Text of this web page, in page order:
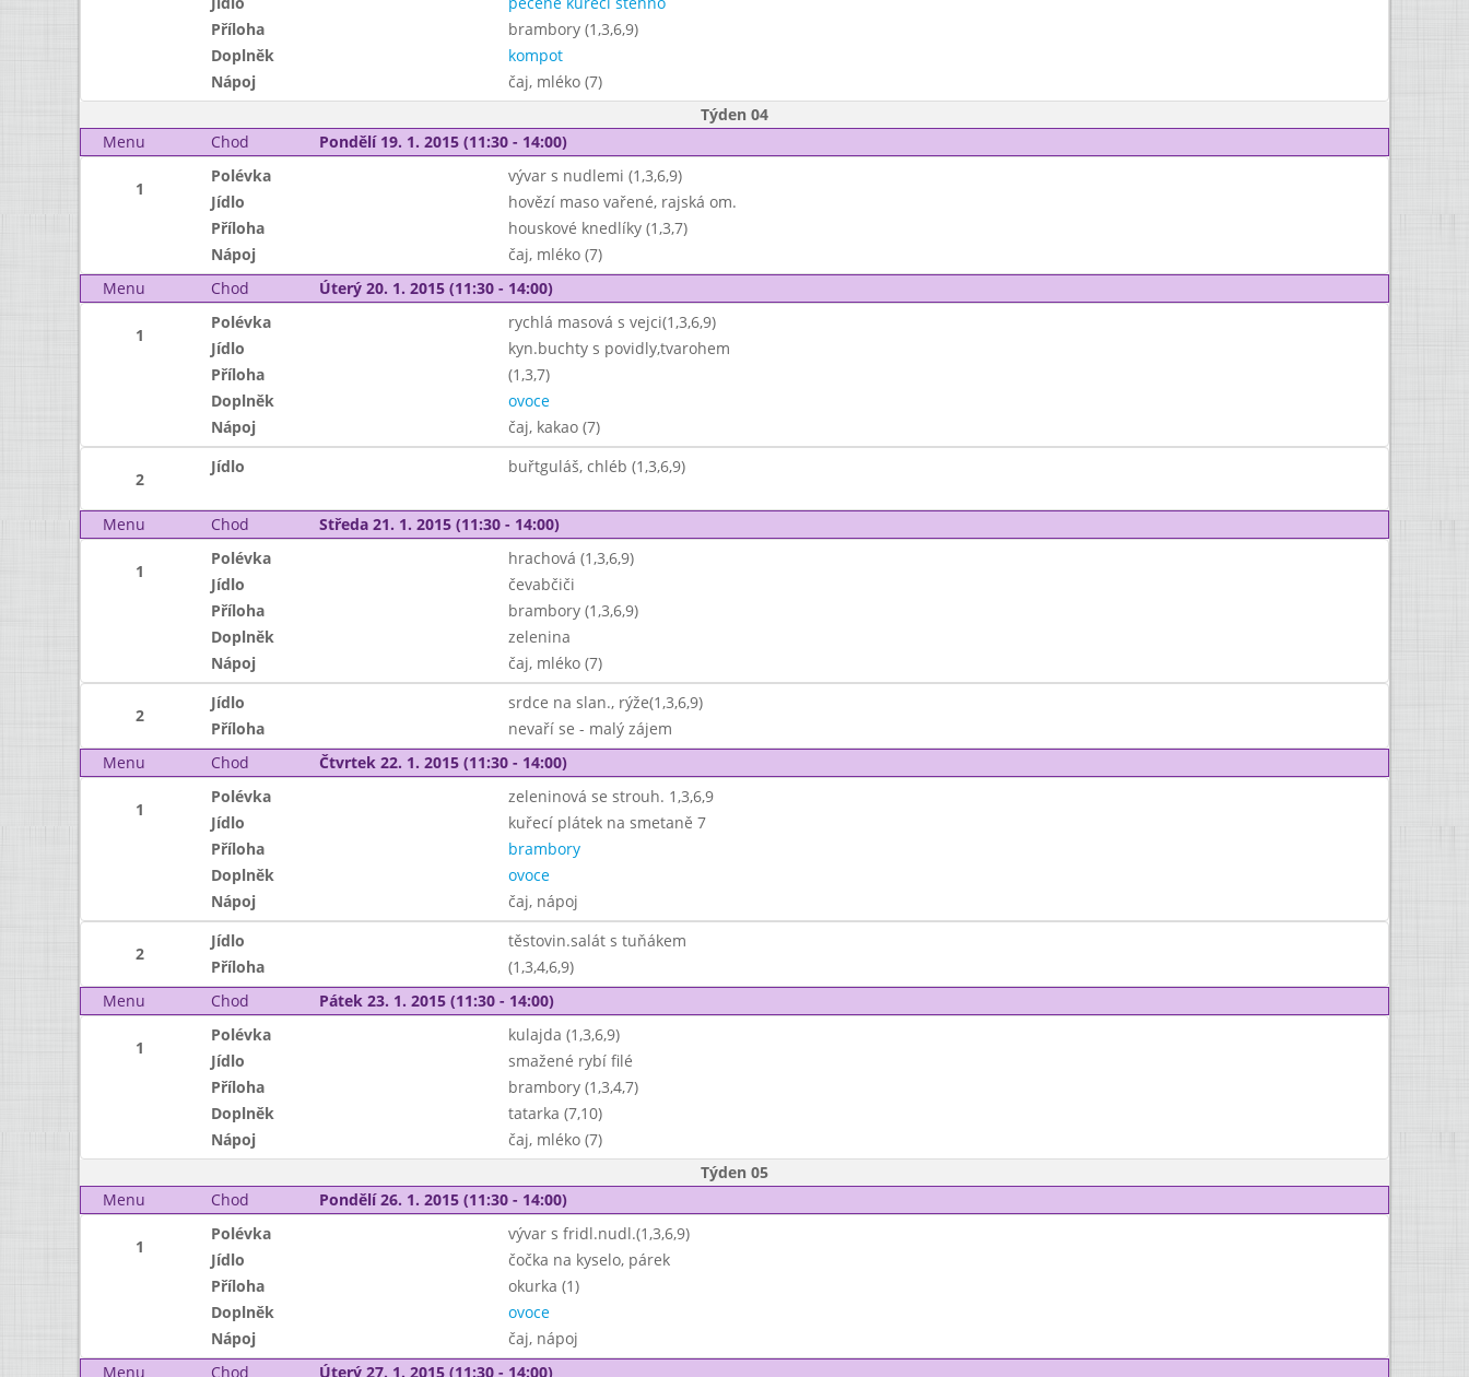
Příloha
brambory (1,3,6,9)
Doplněk
kompot
Nápoj
čaj, mléko (7)
Týden 04
Menu
Chod Pondělí 19. 1. 2015 (11:30 - 14:00)
1
Polévka
vývar s nudlemi (1,3,6,9)
Jídlo
hovězí maso vařené, rajská om.
Příloha
houskové knedlíky (1,3,7)
Nápoj
čaj, mléko (7)
Menu
Chod Úterý 20. 1. 2015 (11:30 - 14:00)
1
Polévka
rychlá masová s vejci(1,3,6,9)
Jídlo
kyn.buchty s povidly,tvarohem
Příloha
(1,3,7)
Doplněk
ovoce
Nápoj
čaj, kakao (7)
2
Jídlo buřtguláš, chléb (1,3,6,9)
Menu Chod Středa 21. 1. 2015 (11:30 - 14:00)
1
Polévka
hrachová (1,3,6,9)
Jídlo
čevabčiči
Příloha
brambory (1,3,6,9)
Doplněk
zelenina
Nápoj
čaj, mléko (7)
2
Jídlo
srdce na slan., rýže(1,3,6,9)
Příloha
nevaří se - malý zájem
Menu
Chod Čtvrtek 22. 1. 2015 (11:30 - 14:00)
1
Polévka
zeleninová se strouh. 1,3,6,9
Jídlo
kuřecí plátek na smetaně 7
Příloha
brambory
Doplněk
ovoce
Nápoj
čaj, nápoj
2
Jídlo
těstovin.salát s tuňákem
Příloha
(1,3,4,6,9)
Menu
Chod Pátek 23. 1. 2015 (11:30 - 14:00)
1
Polévka
kulajda (1,3,6,9)
Jídlo
smažené rybí filé
Příloha
brambory (1,3,4,7)
Doplněk
tatarka (7,10)
Nápoj
čaj, mléko (7)
Týden 05
Menu
Chod Pondělí 26. 1. 2015 (11:30 - 14:00)
1
Polévka
vývar s fridl.nudl.(1,3,6,9)
Jídlo
čočka na kyselo, párek
Příloha
okurka (1)
Doplněk
ovoce
Nápoj
čaj, nápoj
Menu
Chod Úterý 27. 1. 2015 (11:30 - 14:00)